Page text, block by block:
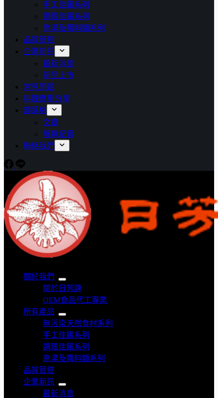
手工佳餚系列
調理佳餚系列
高湯及醬料類系列
品質管控
企業新訊
最新消息
新品上市
常見問題
料理應用分享
部落格
文章
展覽紀實
聯絡我們
關於我們
關於日芳牌
OEM食品代工專業
所有產品
無污染天然食材系列
手工佳餚系列
調理佳餚系列
高湯及醬料類系列
品質管控
企業新訊
最新消息